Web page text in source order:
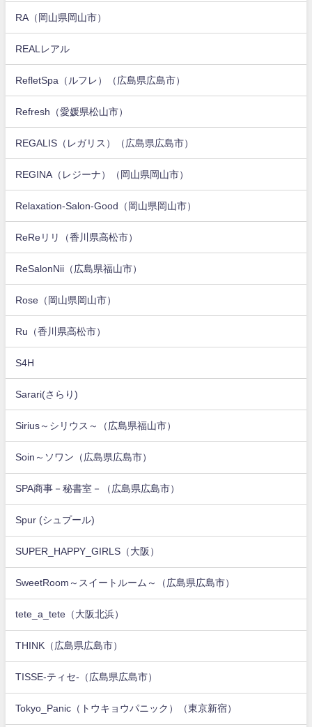
RA（岡山県岡山市）
REALレアル
RefletSpa（ルフレ）（広島県広島市）
Refresh（愛媛県松山市）
REGALIS（レガリス）（広島県広島市）
REGINA（レジーナ）（岡山県岡山市）
Relaxation-Salon-Good（岡山県岡山市）
ReReリリ（香川県高松市）
ReSalonNii（広島県福山市）
Rose（岡山県岡山市）
Ru（香川県高松市）
S4H
Sarari(さらり)
Sirius～シリウス～（広島県福山市）
Soin～ソワン（広島県広島市）
SPA商事－秘書室－（広島県広島市）
Spur (シュプール)
SUPER_HAPPY_GIRLS（大阪）
SweetRoom～スイートルーム～（広島県広島市）
tete_a_tete（大阪北浜）
THINK（広島県広島市）
TISSE-ティセ-（広島県広島市）
Tokyo_Panic（トウキョウパニック）（東京新宿）